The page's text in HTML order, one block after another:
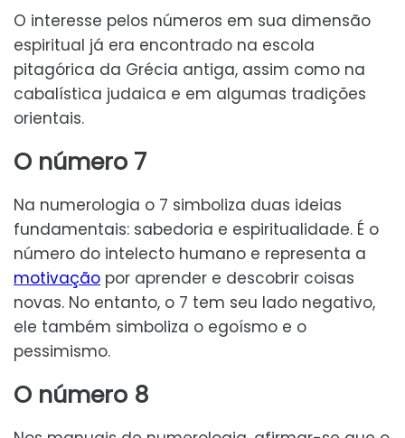
O interesse pelos números em sua dimensão
espiritual já era encontrado na escola
pitagórica da Grécia antiga, assim como na
cabalística judaica e em algumas tradições
orientais.
O número 7
Na numerologia o 7 simboliza duas ideias
fundamentais: sabedoria e espiritualidade. É o
número do intelecto humano e representa a
motivação por aprender e descobrir coisas
novas. No entanto, o 7 tem seu lado negativo,
ele também simboliza o egoísmo e o
pessimismo.
O número 8